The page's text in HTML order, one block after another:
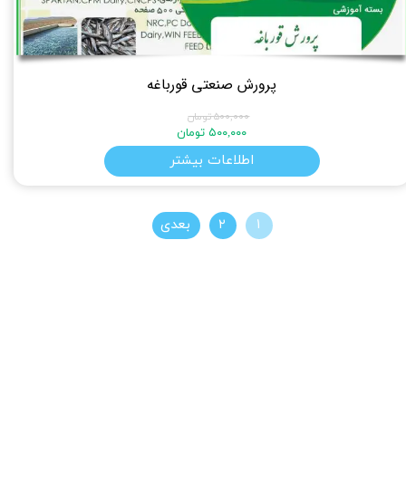
پرورش صنعتی قورباغه
۵۰۰,۰۰۰ تومان
۵۰۰,۰۰۰ تومان
اطلاعات بیشتر
۱ ۲ بعدی